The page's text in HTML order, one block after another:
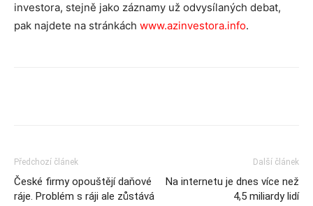
investora, stejně jako záznamy už odvysílaných debat,
pak najdete na stránkách www.azinvestora.info.
Předchozí článek
České firmy opouštějí daňové
ráje. Problém s ráji ale zůstává
Další článek
Na internetu je dnes více než
4,5 miliardy lidí